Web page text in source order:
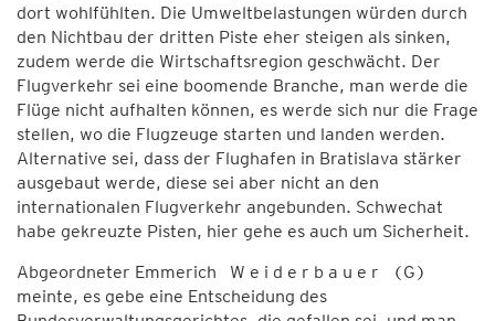
dort wohlfühlten. Die Umweltbelastungen würden durch
den Nichtbau der dritten Piste eher steigen als sinken,
zudem werde die Wirtschaftsregion geschwächt. Der
Flugverkehr sei eine boomende Branche, man werde die
Flüge nicht aufhalten können, es werde sich nur die Frage
stellen, wo die Flugzeuge starten und landen werden.
Alternative sei, dass der Flughafen in Bratislava stärker
ausgebaut werde, diese sei aber nicht an den
internationalen Flugverkehr angebunden. Schwechat
habe gekreuzte Pisten, hier gehe es auch um Sicherheit.
Abgeordneter Emmerich W e i d e r b a u e r (G)
meinte, es gebe eine Entscheidung des